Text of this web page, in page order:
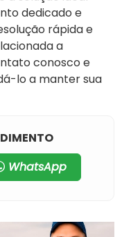
dedicado e
rápida e
a
conosco e
lo a manter sua
WhatsApp